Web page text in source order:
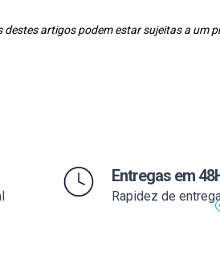
artigos podem estar sujeitas a um
Entregas em
Rapidez de